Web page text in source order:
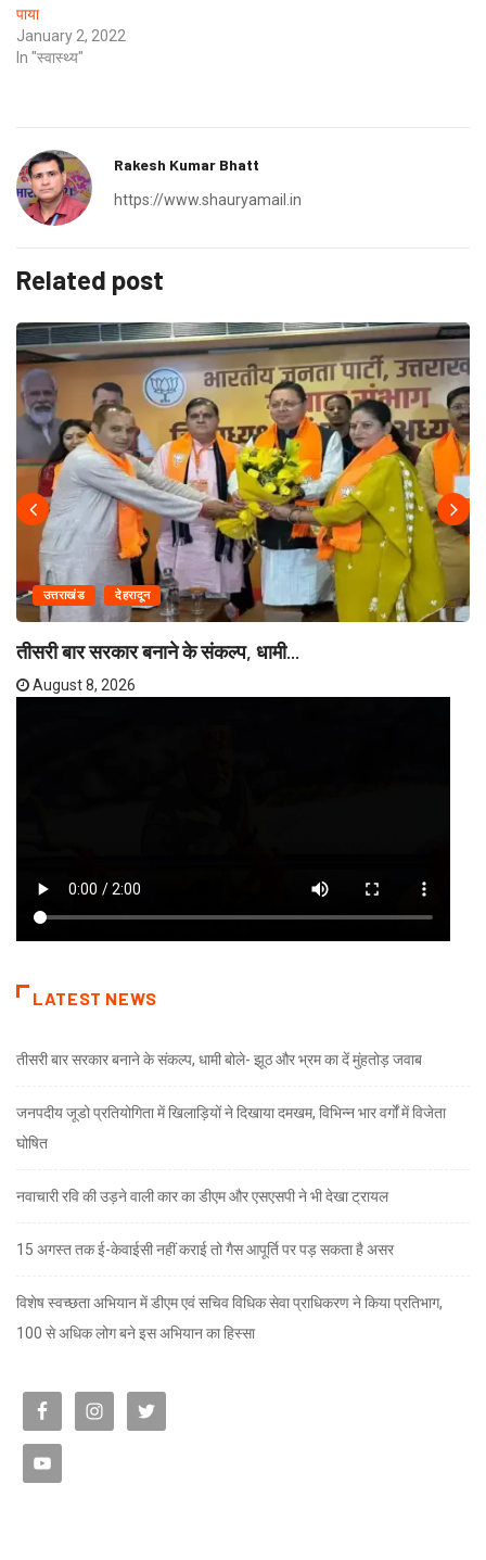
पाया
January 2, 2022
In "स्वास्थ्य"
Rakesh Kumar Bhatt
https://www.shauryamail.in
Related post
उत्तराखंड देहरादून
तीसरी बार सरकार बनाने के संकल्प, धामी...
August 8, 2026
LATEST NEWS
तीसरी बार सरकार बनाने के संकल्प, धामी बोले- झूठ और भ्रम का दें मुंहतोड़ जवाब
जनपदीय जूडो प्रतियोगिता में खिलाड़ियों ने दिखाया दमखम, विभिन्न भार वर्गों में विजेता
घोषित
नवाचारी रवि की उड़ने वाली कार का डीएम और एसएसपी ने भी देखा ट्रायल
15 अगस्त तक ई-केवाईसी नहीं कराई तो गैस आपूर्ति पर पड़ सकता है असर
विशेष स्वच्छता अभियान में डीएम एवं सचिव विधिक सेवा प्राधिकरण ने किया प्रतिभाग,
100 से अधिक लोग बने इस अभियान का हिस्सा